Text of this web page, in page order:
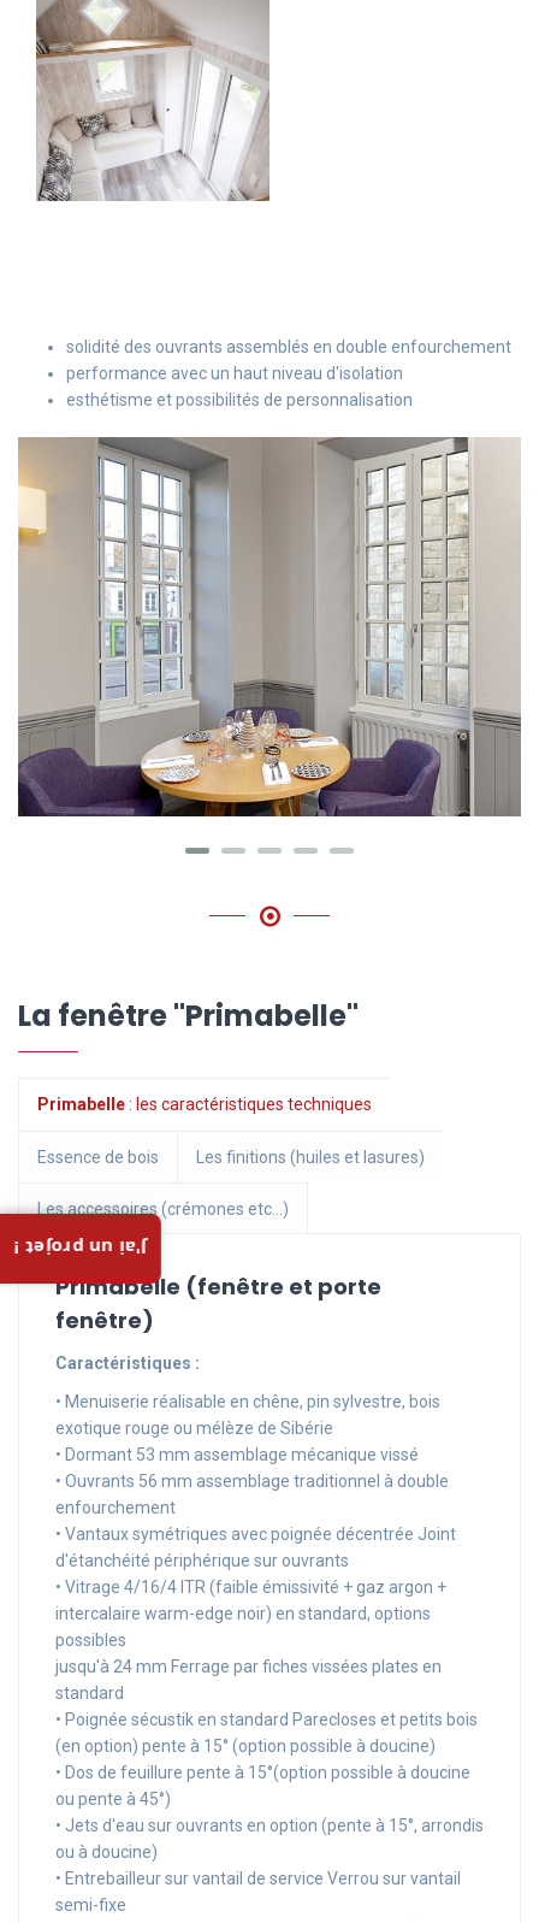
J'ai un projet !
solidité des ouvrants assemblés en double enfourchement
performance avec un haut niveau d'isolation
esthétisme et possibilités de personnalisation
La fenêtre "Primabelle"
Primabelle: les caractéristiques techniques
Essence de bois Les finitions (huiles et lasures)
Les accessoires (crémones etc...)
Primabelle (fenêtre et porte
fenêtre)
Caractéristiques :
• Menuiserie réalisable en chêne, pin sylvestre, bois
exotique rouge ou mélèze de Sibérie
• Dormant 53 mm assemblage mécanique vissé
• Ouvrants 56 mm assemblage traditionnel à double
enfourchement
• Vantaux symétriques avec poignée décentrée Joint
d'étanchéité périphérique sur ouvrants
• Vitrage 4/16/4 ITR (faible émissivité + gaz argon +
intercalaire warm-edge noir) en standard, options
possibles
jusqu'à 24 mm Ferrage par fiches vissées plates en
standard
• Poignée sécustik en standard Parecloses et petits bois
(en option) pente à 15° (option possible à doucine)
• Dos de feuillure pente à 15°(option possible à doucine
ou pente à 45°)
• Jets d'eau sur ouvrants en option (pente à 15°, arrondis
ou à doucine)
• Entrebailleur sur vantail de service Verrou sur vantail
semi-fixe